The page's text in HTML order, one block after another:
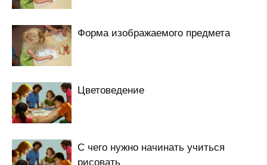
Форма изображаемого предмета
Цветоведение
С чего нужно начинать учиться
рисовать